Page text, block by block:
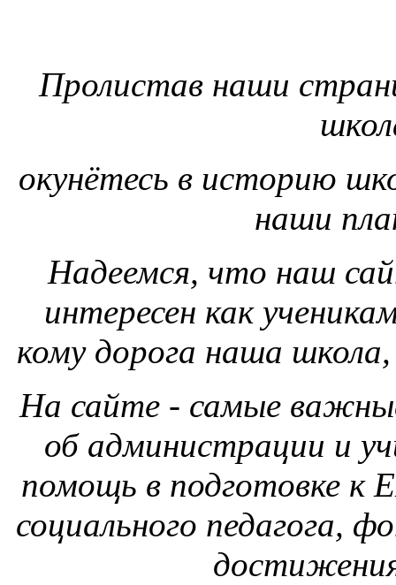
Пролистав наши
окунётесь в историю
наши
Надеемся, что наш
интересен как
кому дорога наша школа,
На сайте - самые
об администрации и
помощь в подготовке к
социального педагога,